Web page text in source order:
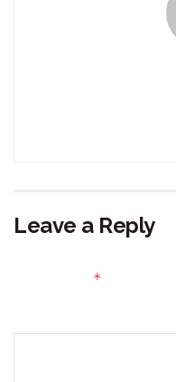
Leave a Reply
*